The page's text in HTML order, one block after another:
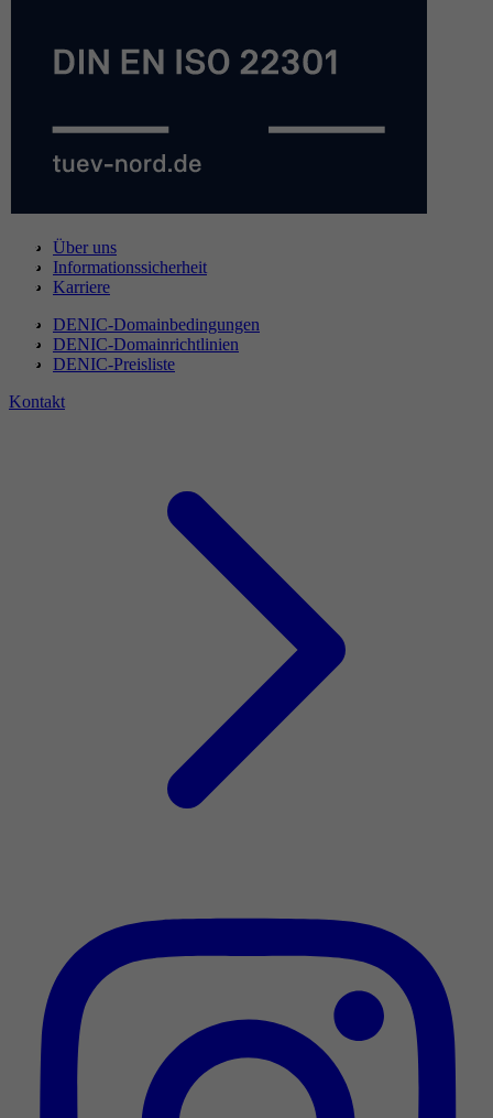
Über uns
Informationssicherheit
Karriere
DENIC-Domainbedingungen
DENIC-Domainrichtlinien
DENIC-Preisliste
Kontakt